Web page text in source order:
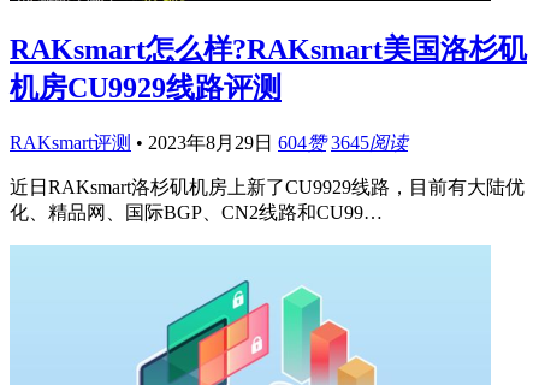
RAKsmart怎么样?RAKsmart美国洛杉矶
机房CU9929线路评测
RAKsmart评测 • 2023年8月29日 604赞 3645阅读
近日RAKsmart洛杉矶机房上新了CU9929线路，目前有大陆优
化、精品网、国际BGP、CN2线路和CU99…